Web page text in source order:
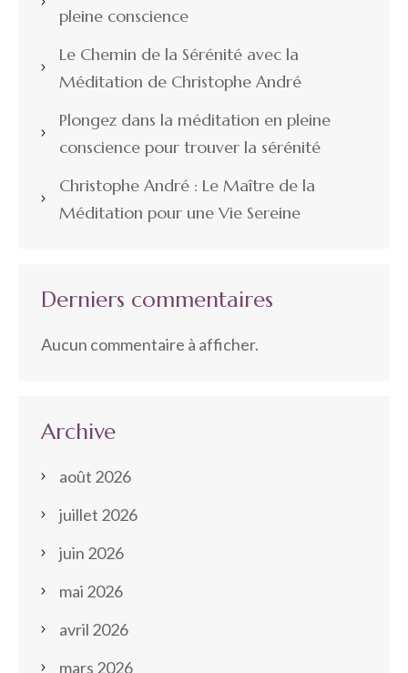
pleine conscience
Le Chemin de la Sérénité avec la
Méditation de Christophe André
Plongez dans la méditation en pleine
conscience pour trouver la sérénité
Christophe André : Le Maître de la
Méditation pour une Vie Sereine
Derniers commentaires
Aucun commentaire à afficher.
Archive
août 2026
juillet 2026
juin 2026
mai 2026
avril 2026
mars 2026